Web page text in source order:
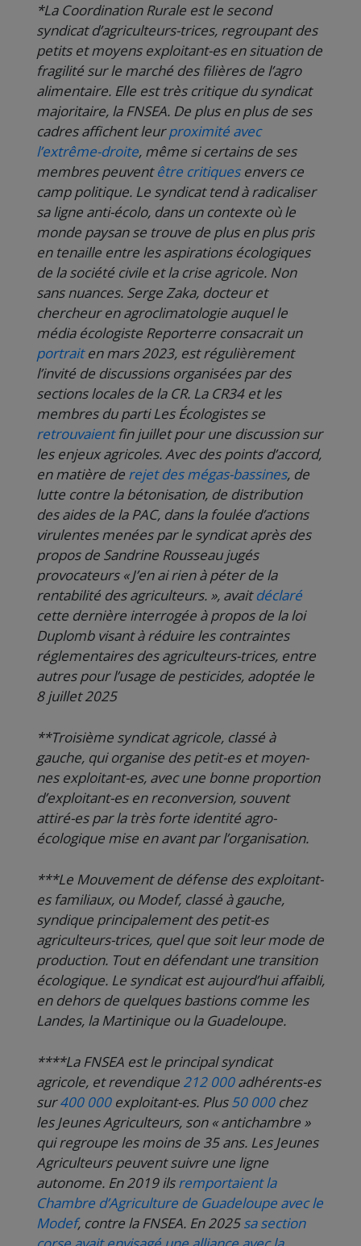
*La Coordination Rurale est le second
syndicat d’agriculteurs-trices, regroupant des
petits et moyens exploitant-es en situation de
fragilité sur le marché des filières de l’agro
alimentaire. Elle est très critique du syndicat
majoritaire, la FNSEA. De plus en plus de ses
cadres affichent leurproximité avec
l’extrême-droite, même si certains de ses
membres peuventêtre critiquesenvers ce
camp politique. Le syndicat tend à radicaliser
sa ligne anti-écolo, dans un contexte où le
monde paysan se trouve de plus en plus pris
en tenaille entre les aspirations écologiques
de la société civile et la crise agricole. Non
sans nuances. Serge Zaka, docteur et
chercheur en agroclimatologie auquel le
média écologiste Reporterre consacrait un
portraiten mars 2023, est régulièrement
l’invité de discussions organisées par des
sections locales de la CR. La CR34 et les
membres du parti Les Écologistes se
retrouvaientfin juillet pour une discussion sur
les enjeux agricoles. Avec des points d’accord,
en matière de rejet des mégas-bassines, de
lutte contre la bétonisation, de distribution
des aides de la PAC, dans la foulée d’actions
virulentes menées par le syndicat après des
propos de Sandrine Rousseau jugés
provocateurs « J’en ai rien à péter de la
rentabilité des agriculteurs. », avaitdéclaré
cette dernière interrogée à propos de la loi
Duplomb visant à réduire les contraintes
réglementaires des agriculteurs-trices, entre
autres pour l’usage de pesticides, adoptée le
8 juillet 2025
**Troisième syndicat agricole, classé à
gauche, qui organise des petit-es et moyen-
nes exploitant-es, avec une bonne proportion
d’exploitant-es en reconversion, souvent
attiré-es par la très forte identité agro-
écologique mise en avant par l’organisation.
***Le Mouvement de défense des exploitant-
es familiaux, ou Modef, classé à gauche,
syndique principalement des petit-es
agriculteurs-trices, quel que soit leur mode de
production. Tout en défendant une transition
écologique. Le syndicat est aujourd’hui affaibli,
en dehors de quelques bastions comme les
Landes, la Martinique ou la Guadeloupe.
****La FNSEA est le principal syndicat
agricole, et revendique 212 000adhérents-es
sur400 000 exploitant-es. Plus50 000chez
les Jeunes Agriculteurs, son « antichambre »
qui regroupe les moins de 35 ans. Les Jeunes
Agriculteurs peuvent suivre une ligne
autonome. En 2019 ilsremportaient la
Chambre d’Agriculture de Guadeloupe avec le
Modef, contre la FNSEA. En 2025sa section